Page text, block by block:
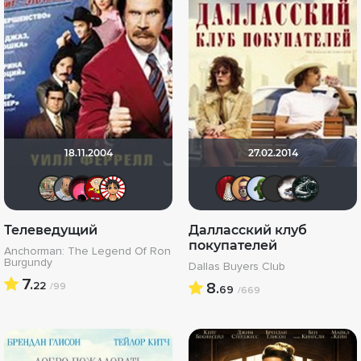
18.11.2004
ArtiRush[Rec]омендатель
Makcimka
Farrell T.
Телеведущий
Anchorman: The Legend Of Ron
Burgundy
7.22 /99
27.02.2014
LauraP
Далласский клуб
покупателей
Dallas Buyers Club
8.69 /669